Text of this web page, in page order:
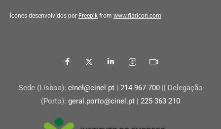
Ícones desenvolvidos por Freepik from www.flaticon.com
Sede (Lisboa): cinel@cinel.pt| 214 967 700|| Delegação
(Porto): geral.porto@cinel.pt | 225 363 210